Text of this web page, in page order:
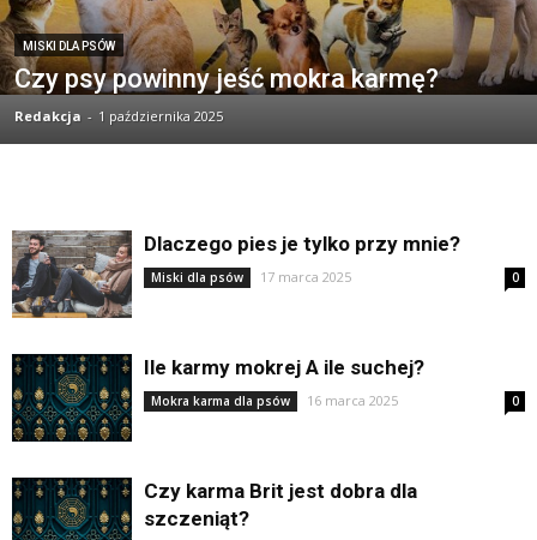
MISKI DLA PSÓW
Czy psy powinny jeść mokra karmę?
Redakcja - 1 października 2025
Dlaczego pies je tylko przy mnie?
Miski dla psów 17 marca 2025 0
Ile karmy mokrej A ile suchej?
Mokra karma dla psów 16 marca 2025 0
Czy karma Brit jest dobra dla
szczeniąt?